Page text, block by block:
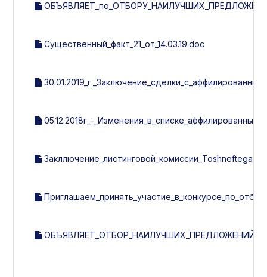
Существенный_факт_21_от_14.03.19.doc
05.12.2018г_-